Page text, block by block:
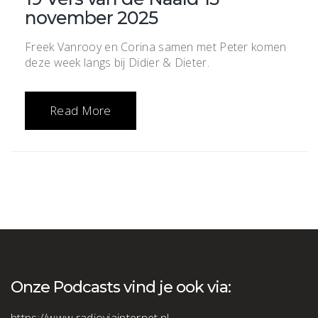
november 2025
Freek Vanrooy en Corina samen met Peter komen
deze week langs bij Didier & Dieter.
Read More
Onze Podcasts vind je ook via: